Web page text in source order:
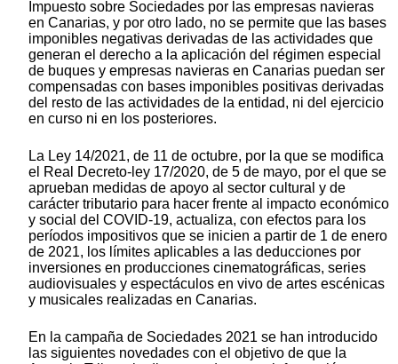
Impuesto sobre Sociedades por las empresas navieras
en Canarias, y por otro lado, no se permite que las bases
imponibles negativas derivadas de las actividades que
generan el derecho a la aplicación del régimen especial
de buques y empresas navieras en Canarias puedan ser
compensadas con bases imponibles positivas derivadas
del resto de las actividades de la entidad, ni del ejercicio
en curso ni en los posteriores.
La Ley 14/2021, de 11 de octubre, por la que se modifica
el Real Decreto-ley 17/2020, de 5 de mayo, por el que se
aprueban medidas de apoyo al sector cultural y de
carácter tributario para hacer frente al impacto económico
y social del COVID-19, actualiza, con efectos para los
períodos impositivos que se inicien a partir de 1 de enero
de 2021, los límites aplicables a las deducciones por
inversiones en producciones cinematográficas, series
audiovisuales y espectáculos en vivo de artes escénicas
y musicales realizadas en Canarias.
En la campaña de Sociedades 2021 se han introducido
las siguientes novedades con el objetivo de que la